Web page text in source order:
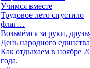
Учимся вместе
Трудовое лето спустило
флаг…
Возьмёмся за руки,
День народного
Как отдыхаем в ноябре
года.